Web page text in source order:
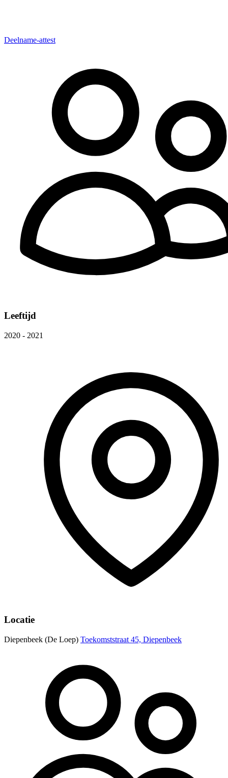
Deelname-attest
Leeftijd
2020 - 2021
Locatie
Diepenbeek (De Loep) Toekomststraat 45, Diepenbeek